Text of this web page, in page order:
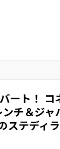
ート！ コ
チ＆ジ
ステディ